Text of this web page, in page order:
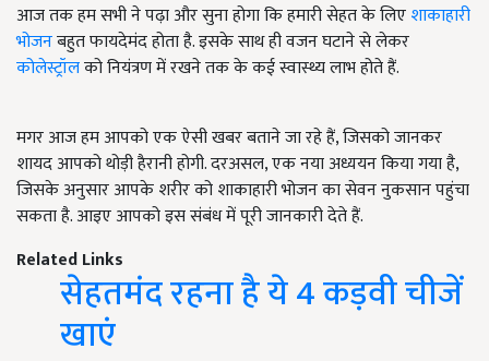
आज तक हम सभी ने पढ़ा और सुना होगा कि हमारी सेहत के लिएशाकाहारी
भोजनबहुत फायदेमंद होता है. इसके साथ ही वजन घटाने से लेकर
कोलेस्ट्रॉलको नियंत्रण में रखने तक के कई स्वास्थ्य लाभ होते हैं.
मगर आज हम आपको एक ऐसी खबर बताने जा रहे हैं, जिसको जानकर
शायद आपको थोड़ी हैरानी होगी. दरअसल, एक नया अध्ययन किया गया है,
जिसके अनुसार आपके शरीर को शाकाहारी भोजन का सेवन नुकसान पहुंचा
सकता है. आइए आपको इस संबंध में पूरी जानकारी देते हैं.
Related Links
सेहतमंद रहना है ये 4 कड़वी चीजें
खाएं